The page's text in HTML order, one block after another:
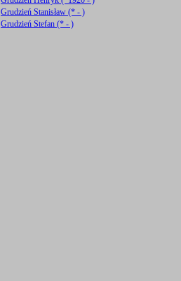
Grudzień Stanisław (* - )
Grudzień Stefan (* - )